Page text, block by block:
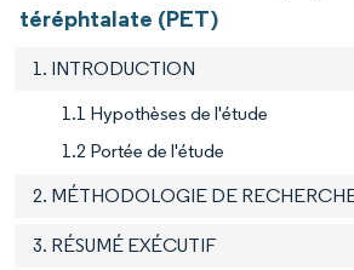
téréphtalate (PET)
1. INTRODUCTION
1.1 Hypothèses de l'étude
1.2 Portée de l'étude
2. MÉTHODOLOGIE DE
3. RÉSUMÉ EXÉCUTIF